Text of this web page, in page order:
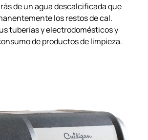
de un agua descalcificada que
los restos de cal.
tuberías y electrodomésticos y
de productos de limpieza.